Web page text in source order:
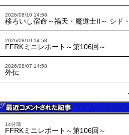
2026/08/10 14:58
移ろいし宿命～禍天・魔道士II～ シド
2026/08/10 14:58
FFRKミニレポート～第106回～
2026/08/07 14:58
外伝
14分前
FFRKミニレポート～第106回～